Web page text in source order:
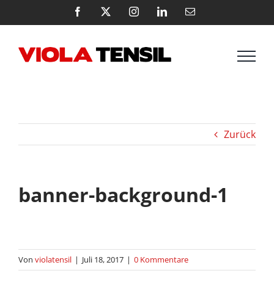
Inhalt
Facebook InstagramLinkedInE-
Zurück
banner-background-1
Von violatensil | Juli 18, 2017 | 0 Kommentare